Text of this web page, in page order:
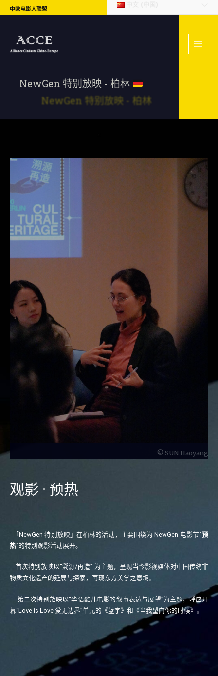
中欧电影人联盟
NewGen 特别放映 - 柏林
观影 · 预热
「NewGen 特别放映」在柏林的活动，主要围绕为 NewGen 电影节“预
热”的特别观影活动展开。
首次特别放映以“溯源/再造” 为主题，呈现当今影视媒体对中国传统非
物质文化遗产的延展与探索，再现东方美学之意境。
第二次特别放映以“华语酷儿电影的叙事表达与展望”为主题，呼应开
幕“Love is Love 爱无边界”单元的《蓝宇》和《当我望向你的时候》。
© SUN Haoyang